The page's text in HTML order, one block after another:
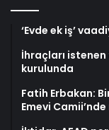
‘Evde ek iş’
İhraçları
kurulunda
Fatih Erbakan:
Emevi